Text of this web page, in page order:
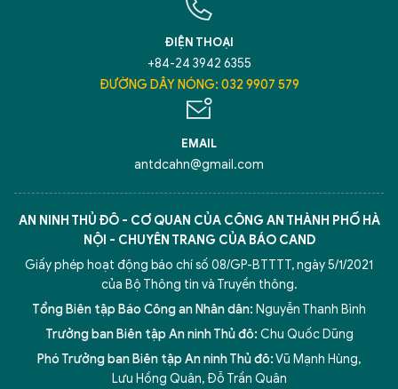
ĐIỆN THOẠI
+84-24 3942 6355
ĐƯỜNG DÂY NÓNG: 032 9907 579
EMAIL
antdcahn@gmail.com
AN NINH THỦ ĐÔ - CƠ QUAN CỦA CÔNG AN THÀNH PHỐ HÀ
NỘI - CHUYÊN TRANG CỦA BÁO CAND
Giấy phép hoạt động báo chí số 08/GP-BTTTT, ngày 5/1/2021
của Bộ Thông tin và Truyền thông.
Tổng Biên tập Báo Công an Nhân dân: Nguyễn Thanh Bình
Trưởng ban Biên tập An ninh Thủ đô: Chu Quốc Dũng
Phó Trưởng ban Biên tập An ninh Thủ đô:Vũ Mạnh Hùng,
Lưu Hồng Quân, Đỗ Trần Quân
5 điểm nghẽn của Hà Nội giải pháp xử lý điểm nghẽn của